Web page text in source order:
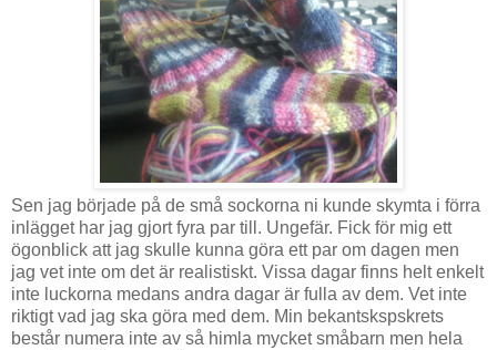
Sen jag började på de små sockorna ni kunde skymta i förra
inlägget har jag gjort fyra par till. Ungefär. Fick för mig ett
ögonblick att jag skulle kunna göra ett par om dagen men
jag vet inte om det är realistiskt. Vissa dagar finns helt enkelt
inte luckorna medans andra dagar är fulla av dem. Vet inte
riktigt vad jag ska göra med dem. Min bekantskspskrets
består numera inte av så himla mycket småbarn men hela